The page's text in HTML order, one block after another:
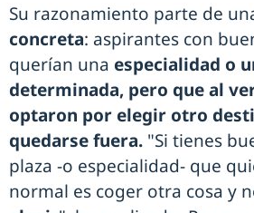
Su razonamiento parte de
concreta: aspirantes con
querían una especialidad o
determinada, pero que al
optaron por elegir otro
quedarse fuera. "Si tienes
plaza -o especialidad- que
normal es coger otra cosa y